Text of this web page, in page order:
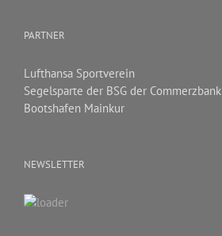
PARTNER
Lufthansa Sportverein
Segelsparte der BSG der Commerzbank
Bootshafen Mainkur
NEWSLETTER